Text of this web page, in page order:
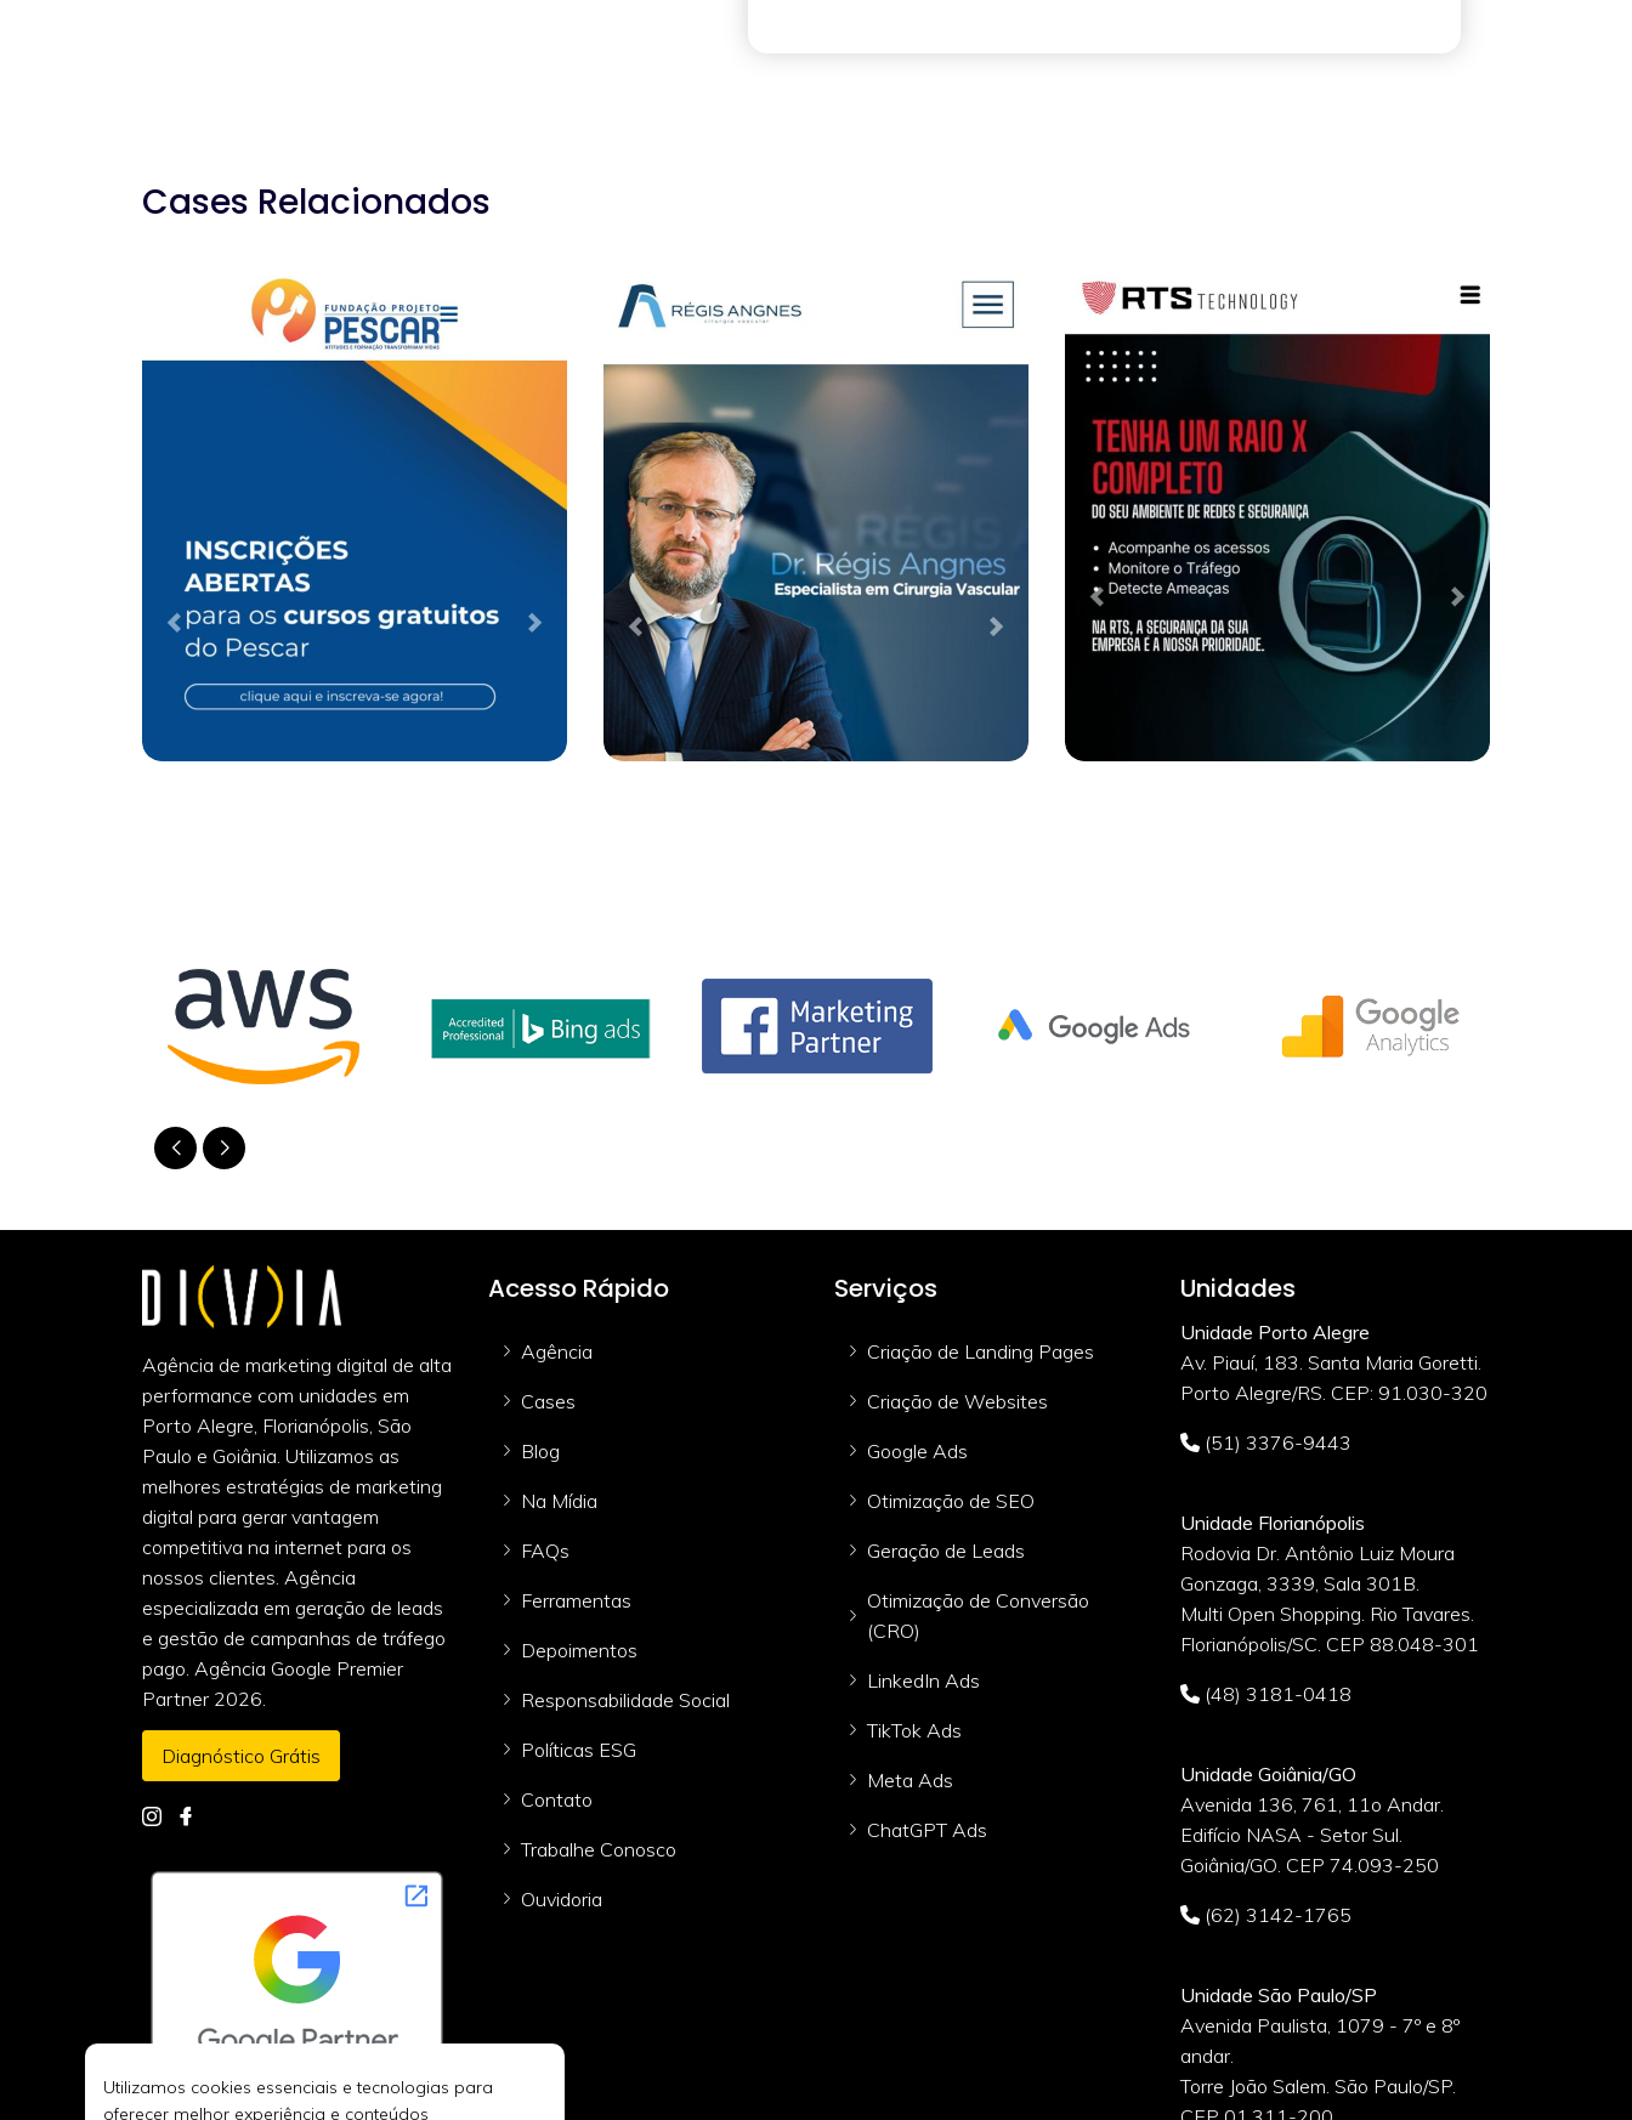
Cases Relacionados
Case de Otimização de SEO para
Clínica de Cirurgia Vascular
Desenvolvimento Web
Case de Otimização de SEO para
Empresa de TI e Segurança da
Informação
Desenvolvimento Web
Performance
Agência de marketing digital de alta
performance com unidades em
Porto Alegre, Florianópolis, São
Paulo e Goiânia. Utilizamos as
melhores estratégias de marketing
digital para gerar vantagem
competitiva na internet para os
nossos clientes. Agência
especializada em geração de leads
e gestão de campanhas de tráfego
pago. Agência Google Premier
Partner 2026.
Diagnóstico Grátis
Acesso Rápido
Agência
Cases
Blog
Na Mídia
FAQs
Ferramentas
Depoimentos
Responsabilidade Social
Políticas ESG
Contato
Trabalhe Conosco
Ouvidoria
Serviços
Criação de Landing Pages
Criação de Websites
Google Ads
Otimização de SEO
Geração de Leads
Otimização de Conversão
(CRO)
LinkedIn Ads
TikTok Ads
Meta Ads
ChatGPT Ads
Unidades
Unidade Porto Alegre
Av. Piauí, 183. Santa Maria Goretti.
Porto Alegre/RS. CEP: 91.030-320
(51) 3376-9443
Unidade Florianópolis
Rodovia Dr. Antônio Luiz Moura
Gonzaga, 3339, Sala 301B.
Multi Open Shopping. Rio Tavares.
Florianópolis/SC. CEP 88.048-301
(48) 3181-0418
Unidade Goiânia/GO
Avenida 136, 761, 11o Andar.
Edifício NASA - Setor Sul.
Goiânia/GO. CEP 74.093-250
(62) 3142-1765
Unidade São Paulo/SP
Avenida Paulista, 1079 - 7º e 8º
andar.
Torre João Salem. São Paulo/SP.
Utilizamos cookies essenciais e tecnologias para
oferecer melhor experiência e conteúdos